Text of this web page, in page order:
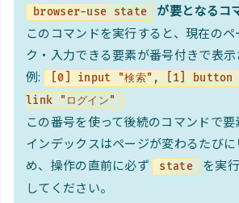
browser-use state
が要となるコ
このコマンドを実行すると、現在の
ク・入力できる要素が番号付きで表示
例:
[0] input "検索", [1] button
link "ログイン"
この番号を使って後続のコマンドで要
インデックスはページが変わるたび
め、操作の直前に必ず
state を実
してください。